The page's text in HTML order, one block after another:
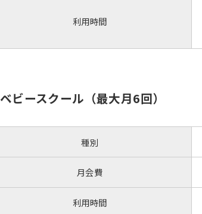
利用時間
ベビースクール（最大月6回）
種別
月会費
利用時間